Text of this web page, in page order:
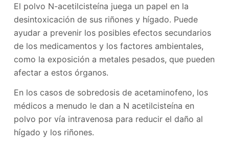
El polvo N-acetilcisteína juega un papel en la
desintoxicación de sus riñones y hígado. Puede
ayudar a prevenir los posibles efectos secundarios
de los medicamentos y los factores ambientales,
como la exposición a metales pesados, que pueden
afectar a estos órganos.
En los casos de sobredosis de acetaminofeno, los
médicos a menudo le dan a N acetilcisteína en
polvo por vía intravenosa para reducir el daño al
hígado y los riñones.